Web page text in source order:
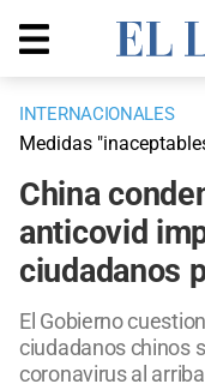
INTERNACIONALES
Medidas
China
anticovid
ciudadanos
El Gobierno
ciudadanos chinos
coronavirus al